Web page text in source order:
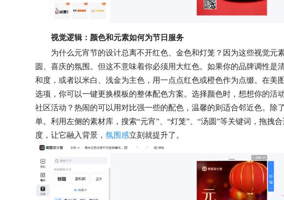
视觉逻辑：颜色和元素如何为节日服务
为什么元宵节的设计总离不开红色、金色和灯笼？因为这些视觉元
圆、喜庆的氛围。但这不意味着你必须用大红色。如果你的品牌调性是
和度，或者以米白、浅金为主色，用一点点红色或橙色作为点缀。在美
选项，你可以一键更换模板的整体配色方案。选择颜色时，想想你的活
社区活动？热闹的可以用对比强一些的配色，温馨的则适合邻近色。除
单。利用左侧的素材库，搜索“元宵”、“灯笼”、“汤圆”等关键词，拖拽
度，让它融入背景， 氛围感立刻就提升了。